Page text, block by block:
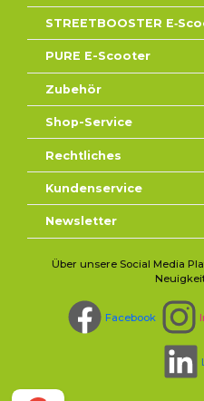
STREETBOOSTER
PURE E-Scooter
Zubehör
Shop-Service
Rechtliches
Kundenservice
Newsletter
Über unsere Social Media
Facebook